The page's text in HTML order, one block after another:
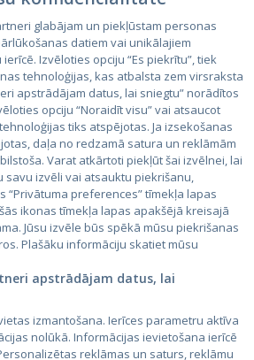
Kainos.lt
Paslaugos.lt
glabājam un piekļūstam personas
datiem vai unikālajiem
Izvēloties opciju “Es piekrītu”, tiek
tehnoloģijas, kas atbalsta zem virsraksta
apstrādājam datus, lai sniegtu” norādītos
opciju “Noraidīt visu” vai atsaucot
tiks atspējotas. Ja izsekošanas
daļa no redzamā satura un reklāmām
Varat atkārtoti piekļūt šai izvēlnei, lai
savu izvēli vai atsauktu piekrišanu,
“Privātuma preferences” tīmekļa lapas
ikonas tīmekļa lapas apakšējā kreisajā
Jūsu izvēle būs spēkā mūsu piekrišanas
Plašāku informāciju skatiet mūsu
apstrādājam datus, lai
izmantošana. Ierīces parametru aktīva
nolūkā. Informācijas ievietošana ierīcē
reklāmas un saturs, reklāmu